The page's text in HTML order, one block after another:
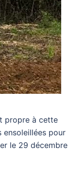
propre à cette
ensoleillées pour
le 29 décembre